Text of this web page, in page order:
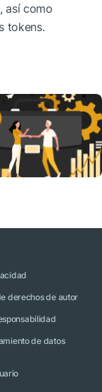
así como
tokens.
derechos de autor
de datos